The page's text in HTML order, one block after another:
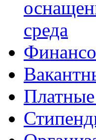
среда
Платные